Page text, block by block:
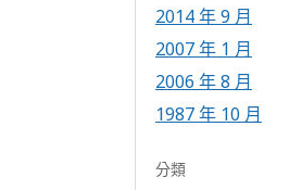
2014 年 9 月
2007 年 1 月
2006 年 8 月
1987 年 10 月
分類